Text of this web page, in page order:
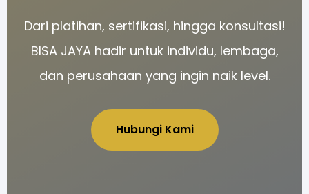
Dari platihan, sertifikasi, hingga konsultasi!
BISA JAYA hadir untuk individu, lembaga,
dan perusahaan yang ingin naik level.
Hubungi Kami